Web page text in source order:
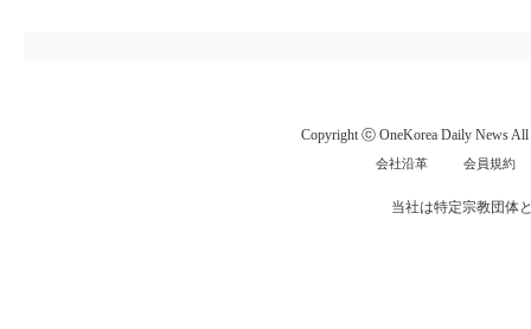
Copyright ⓒ OneKorea Daily News All
会社沿革 会員規約
当社は特定宗教団体